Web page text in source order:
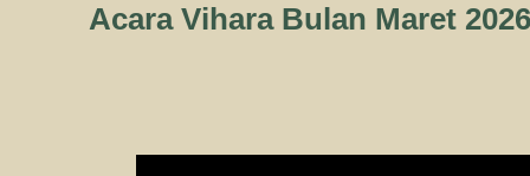
Acara Vihara Bulan Maret 2026